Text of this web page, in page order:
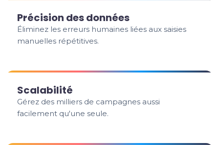
Précision des données
Éliminez les erreurs humaines liées aux saisies
manuelles répétitives.
Scalabilité
Gérez des milliers de campagnes aussi
facilement qu'une seule.